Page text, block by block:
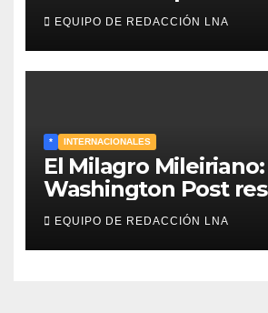
mediación de Omán
reabrir el estrecho
EQUIPO DE REDACCIÓN LNA
* INTERNACIONALES
El Milagro
Washington Post
resultados de la
Milei y lo califica
renacimiento de
EQUIPO DE REDACCIÓN LNA